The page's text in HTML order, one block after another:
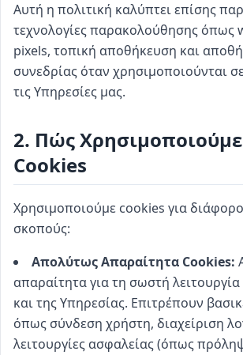
Αυτή η πολιτική καλύπτει επίσης
τεχνολογίες παρακολούθησης όπως
pixels, τοπική αποθήκευση και
συνεδρίας όταν χρησιμοποιούνται
τις Υπηρεσίες μας.
2. Πώς
Cookies
Χρησιμοποιούμε cookies για
σκοπούς:
Απολύτως Απαραίτητα Cookies:
απαραίτητα για τη σωστή
και της Υπηρεσίας. Επιτρέπουν
όπως σύνδεση χρήστη, διαχείριση
λειτουργίες ασφαλείας (όπως